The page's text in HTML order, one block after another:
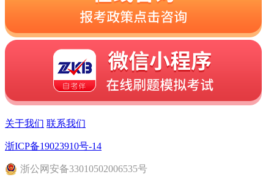
关于我们 联系我们
浙ICP备19023910号-14
浙公网安备33010502006535号